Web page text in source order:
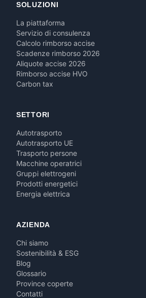
SOLUZIONI
La piattaforma
Servizio di consulenza
Calcolo rimborso accise
Scadenze rimborso 2026
Aliquote accise 2026
Rimborso accise HVO
Carbon tax
SETTORI
Autotrasporto
Autotrasporto UE
Trasporto persone
Macchine operatrici
Gruppi elettrogeni
Prodotti energetici
Energia elettrica
AZIENDA
Chi siamo
Sostenibilità & ESG
Blog
Glossario
Province coperte
Contatti